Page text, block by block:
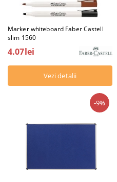
Marker whiteboard Faber Castell
slim 1560
4.07lei
Vezi detalii
-9%